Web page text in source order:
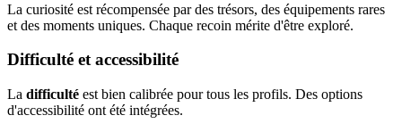
La curiosité est récompensée par des trésors, des équipements rares
et des moments uniques. Chaque recoin mérite d'être exploré.
Difficulté et accessibilité
La difficulté est bien calibrée pour tous les profils. Des options
d'accessibilité ont été intégrées.